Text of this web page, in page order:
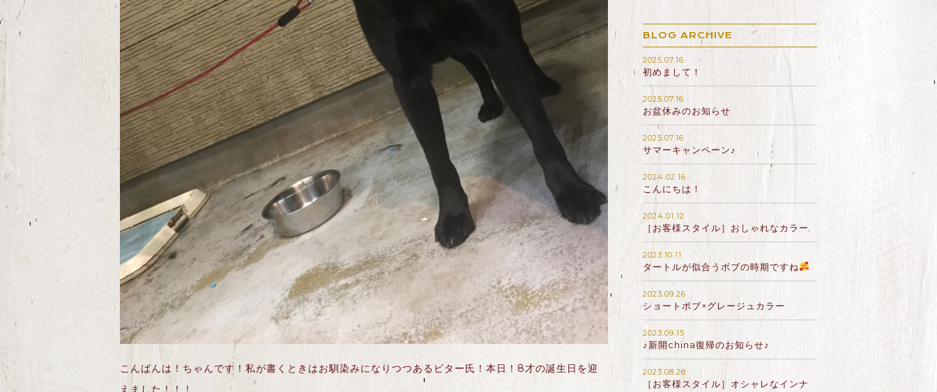
こんばんは！ちゃんです！私が書くときはお馴染みになりつつあるビター氏！本日！8才の誕生日を迎
えました！！！
BLOG ARCHIVE
2025.07.16
初めまして！
2025.07.16
お盆休みのお知らせ
2025.07.16
サマーキャンペーン♪
2024.02.16
こんにちは！
2024.01.12
［お客様スタイル］おしゃれなカラー
2023.10.11
タートルが似合うボブの時期ですね
2023.09.26
ショートボブ×グレージュカラー
2023.09.15
♪新開china復帰のお知らせ♪
2023.08.28
［お客様スタイル］オシャレなインナ